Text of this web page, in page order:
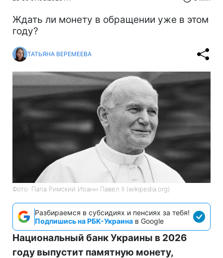
Ждать ли монету в обращении уже в этом
году?
ТАТЬЯНА ВЕРЕМЕЕВА
Фото: Папа Римский Иоанн Павел II (wikipedia.org)
Разбираемся в субсидиях и пенсиях за тебя!
Подпишись на РБК-Украина в Google
Национальный банк Украины в 2026
году выпустит памятную монету,